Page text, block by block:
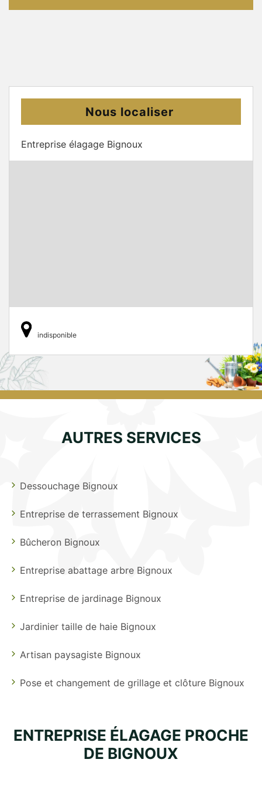
Nous localiser
Entreprise élagage Bignoux
indisponible
AUTRES SERVICES
Dessouchage Bignoux
Entreprise de terrassement Bignoux
Bûcheron Bignoux
Entreprise abattage arbre Bignoux
Entreprise de jardinage Bignoux
Jardinier taille de haie Bignoux
Artisan paysagiste Bignoux
Pose et changement de grillage et clôture Bignoux
ENTREPRISE ÉLAGAGE PROCHE
DE BIGNOUX